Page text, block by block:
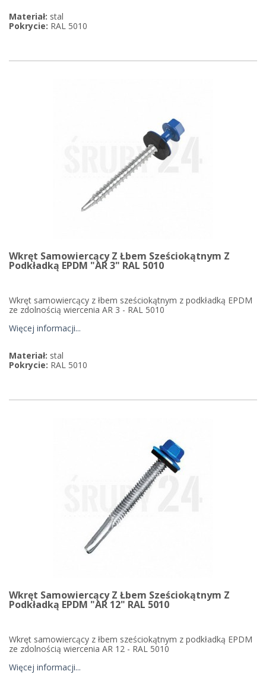
Materiał: stal
Pokrycie: RAL 5010
Wkręt Samowiercący Z Łbem Sześciokątnym Z
Podkładką EPDM "AR 3" RAL 5010
Wkręt samowiercący z łbem sześciokątnym z podkładką EPDM
ze zdolnością wiercenia AR 3 - RAL 5010
Więcej informacji...
Materiał: stal
Pokrycie: RAL 5010
Wkręt Samowiercący Z Łbem Sześciokątnym Z
Podkładką EPDM "AR 12" RAL 5010
Wkręt samowiercący z łbem sześciokątnym z podkładką EPDM
ze zdolnością wiercenia AR 12 - RAL 5010
Więcej informacji...